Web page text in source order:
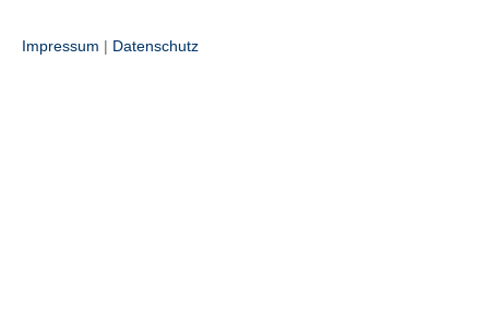
Impressum | Datenschutz